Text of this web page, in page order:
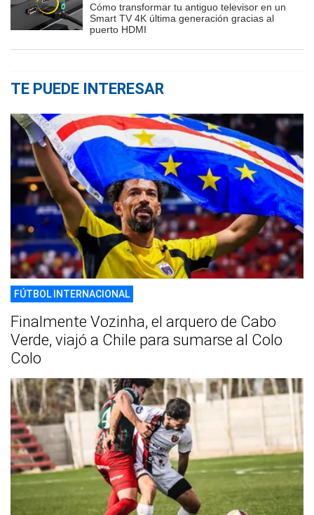
Cómo transformar tu antiguo televisor en un
Smart TV 4K última generación gracias al
puerto HDMI
TE PUEDE INTERESAR
FÚTBOL INTERNACIONAL
Finalmente Vozinha, el arquero de Cabo
Verde, viajó a Chile para sumarse al Colo
Colo